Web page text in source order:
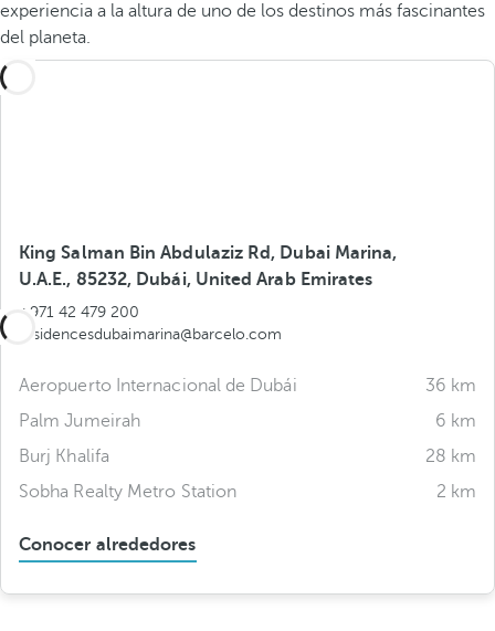
experiencia a la altura de uno de los destinos más fascinantes
del planeta.
King Salman Bin Abdulaziz Rd, Dubai Marina,
U.A.E., 85232, Dubái, United Arab Emirates
+971 42 479 200
residencesdubaimarina@barcelo.com
Aeropuerto Internacional de Dubái
36 km
Palm Jumeirah
6 km
Burj Khalifa
28 km
Sobha Realty Metro Station
2 km
Conocer alrededores